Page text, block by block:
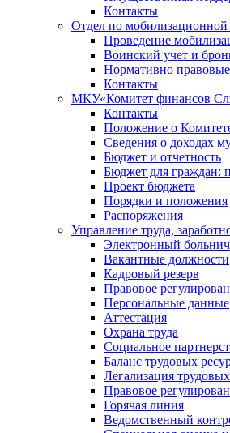
Контакты
Отдел по мобилизационной
Проведение
Воинский учет и
Нормативно
Контакты
МКУ«Комитет финансов
Контакты
Положение о
Сведения о доходах
Бюджет и отчетность
Бюджет для граждан:
Проект бюджета
Порядки и положения
Распоряжения
Управление труда,
Электронный
Вакантные должности
Кадровый резерв
Правовое
Персональные данные
Аттестация
Охрана труда
Социальное
Баланс трудовых
Легализация
Правовое
Горячая линия
Ведомственный